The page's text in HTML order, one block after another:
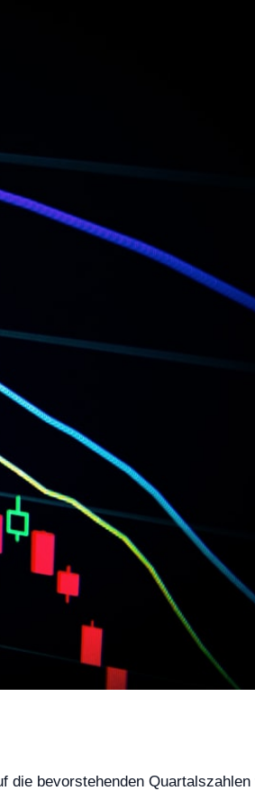
die bevorstehenden